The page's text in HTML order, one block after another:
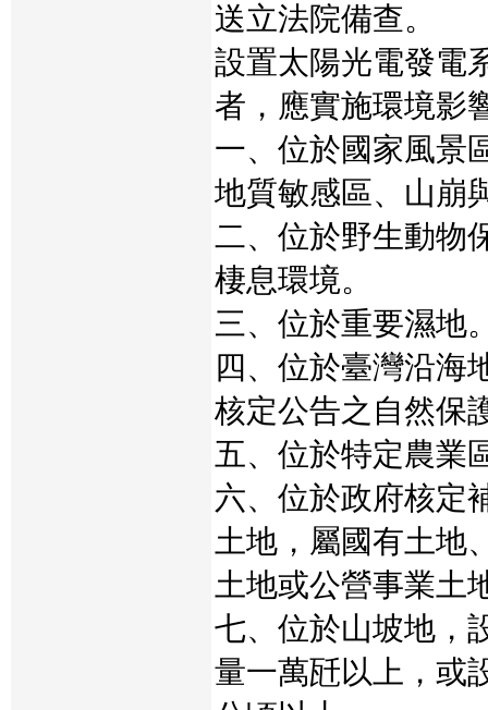
送立法院備查。
設置太陽光電發電
者，應實施環境影
一、位於國家風景
地質敏感區、山崩
二、位於野生動物
棲息環境。
三、位於重要濕地
四、位於臺灣沿海
核定公告之自然保
五、位於特定農業
六、位於政府核定
土地，屬國有土地
土地或公營事業土
七、位於山坡地，
量一萬瓩以上，或